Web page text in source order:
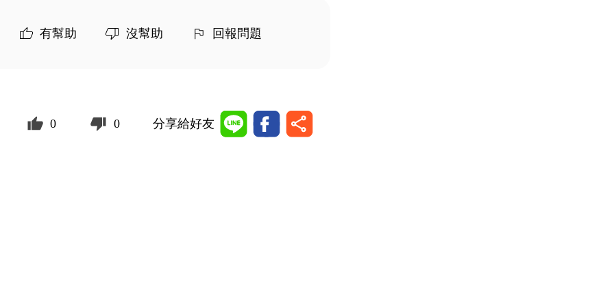
有幫助 沒幫助 回報問題
0 0 分享給好友